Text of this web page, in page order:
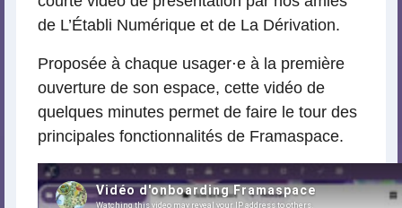
de L’Établi Numérique et de La Dérivation.
Proposée à chaque usager⋅e à la première
ouverture de son espace, cette vidéo de
quelques minutes permet de faire le tour des
principales fonctionnalités de Framaspace.